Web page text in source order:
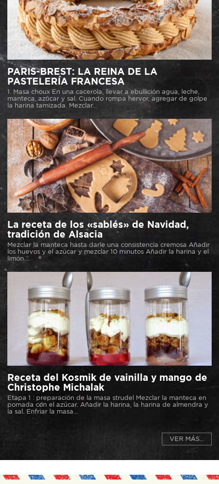
PARIS-BREST: LA REINA DE LA
PASTELERÍA FRANCESA
1. Masa choux En una cacerola, llevar a ebullición agua, leche,
manteca, azúcar y sal. Cuando rompa hervor, agregar de golpe
la harina tamizada. Mezclar...
La receta de los «sablés» de Navidad,
tradición de Alsacia
Mezclar la manteca hasta darle una consistencia cremosa Añadir
los huevos y el azúcar y mezclar 10 minutos Añadir la harina y el
limón....
Receta del Kosmik de vainilla y mango de
Christophe Michalak
Etapa 1 : preparación de la masa strudel Mezclar la manteca en
pomada con el azúcar. Añadir la harina, la harina de almendra y
la sal. Enfriar la masa...
VER MÁS...